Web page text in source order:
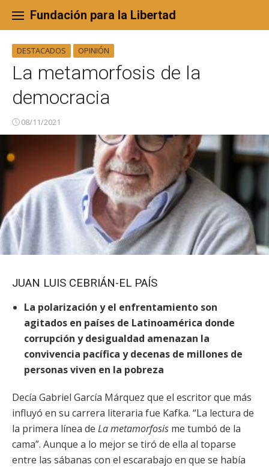
content
Fundación para la Libertad
DESTACADOS OPINIÓN
La metamorfosis de la
democracia
08/11/2021
JUAN LUIS CEBRIÁN-EL PAÍS
La polarización y el enfrentamiento son
agitados en países de Latinoamérica donde
corrupción y desigualdad amenazan la
convivencia pacífica y decenas de millones de
personas viven en la pobreza
Decía Gabriel García Márquez que el escritor que más
influyó en su carrera literaria fue Kafka. “La lectura de
la primera línea de Lametamorfosis me tumbó de la
cama”. Aunque a lo mejor se tiró de ella al toparse
entre las sábanas con el escarabajo en que se había